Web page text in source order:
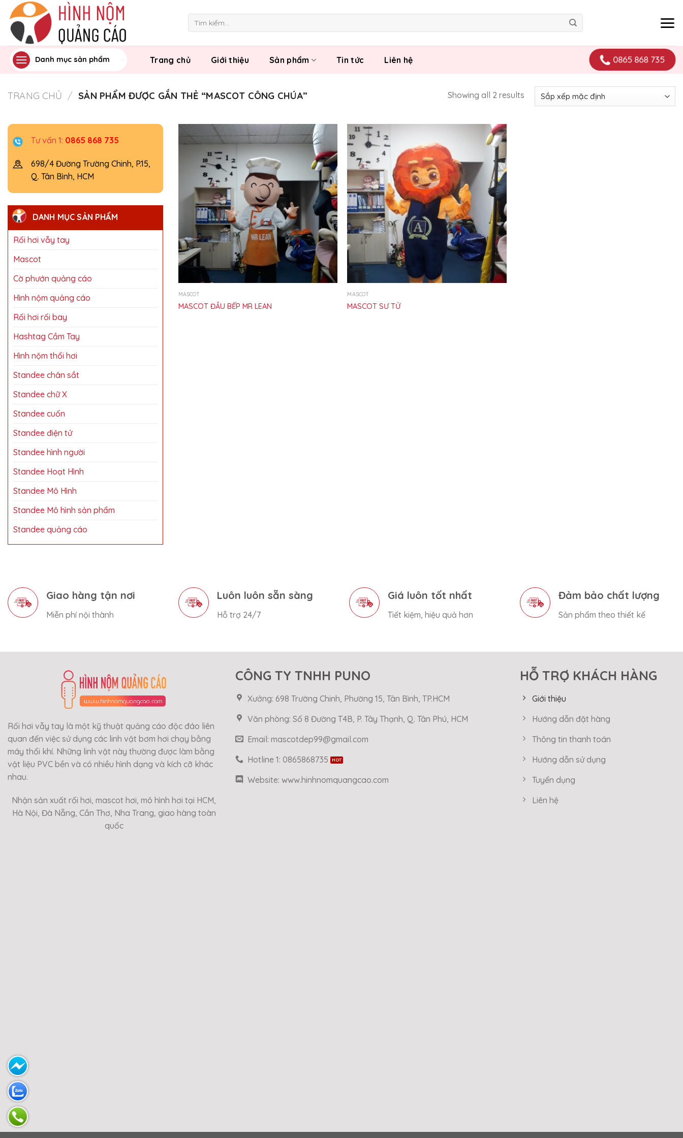
Skip
content
kiếm:
Danh mục sản phẩm Trang chủ Giới thiệu Sản phẩm Tin tức Liên hệ 0865 868 735
TRANG CHỦ / SẢN PHẨM ĐƯỢC GẮN THẺ “MASCOT CÔNG CHÚA” Showing all 2 results
Tư vấn 1: 0865 868 735
698/4 Đường Trường Chinh, P.15,
Q. Tân Bình, HCM
DANH MỤC SẢN PHẨM
Rối hơi vẫy tay
Mascot
Cờ phướn quảng cáo
Hình nộm quảng cáo
Rối hơi rối bay
Hashtag Cầm Tay
Hình nộm thổi hơi
Standee chân sắt
Standee chữ X
Standee cuốn
Standee điện tử
Standee hình người
Standee Hoạt Hình
Standee Mô Hình
Standee Mô hình sản phẩm
Standee quảng cáo
MASCOT
MASCOT ĐẦU BẾP MR LEAN
MASCOT
MASCOT SƯ TỬ
Giao hàng tận nơi
Miễn phí nội thành
Luôn luôn sẵn sàng
Hỗ trợ 24/7
Giá luôn tốt nhất
Tiết kiệm, hiệu quả hơn
Đảm bảo chất lượng
Sản phẩm theo thiết kế
Rối hơi vẫy tay là một kỹ thuật quảng cáo độc đáo liên
quan đến việc sử dụng các linh vật bơm hơi chạy bằng
máy thổi khí. Những linh vật này thường được làm bằng
vật liệu PVC bền và có nhiều hình dạng và kích cỡ khác
nhau.
Nhận sản xuất rối hơi, mascot hơi, mô hình hơi tại HCM,
Hà Nội, Đà Nẵng, Cần Thơ, Nha Trang, giao hàng toàn
quốc
CÔNG TY TNHH PUNO
Xưởng: 698 Trường Chinh, Phường 15, Tân Bình, TP.HCM
Văn phòng: Số 8 Đường T4B, P. Tây Thạnh, Q. Tân Phú, HCM
Email: mascotdep99@gmail.com
Hotline 1: 0865868735
Website: www.hinhnomquangcao.com
HỖ TRỢ KHÁCH HÀNG
Giới thiệu
Hướng dẫn đặt hàng
Thông tin thanh toán
Hướng dẫn sử dụng
Tuyển dụng
Liên hệ